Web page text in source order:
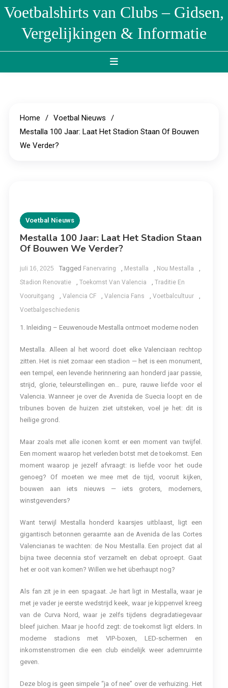
Skip
content
Voetbalshirts van Clubs – Gidsen,
Vergelijkingen & Informatie
Home
Voetbal Nieuws
Mestalla 100 Jaar: Laat Het Stadion Staan Of Bouwen
We Verder?
Voetbal Nieuws
Mestalla 100 Jaar: Laat Het Stadion Staan
Of Bouwen We Verder?
juli 16, 2025 Tagged Fanervaring , Mestalla , Nou Mestalla ,
Stadion Renovatie , Toekomst Van Valencia , Traditie En
Vooruitgang
, Valencia CF , Valencia Fans , Voetbalcultuur ,
Voetbalgeschiedenis
1. Inleiding – Eeuwenoude Mestalla ontmoet moderne noden
Mestalla. Alleen al het woord doet elke Valenciaan rechtop
zitten. Het is niet zomaar een stadion — het is een monument,
een tempel, een levende herinnering aan honderd jaar passie,
strijd, glorie, teleurstellingen en… pure, rauwe liefde voor el
Valencia. Wanneer je over de Avenida de Suecia loopt en de
tribunes boven de huizen ziet uitsteken, voel je het: dit is
heilige grond.
Maar zoals met alle iconen komt er een moment van twijfel.
Een moment waarop het verleden botst met de toekomst. Een
moment waarop je jezelf afvraagt: is liefde voor het oude
genoeg? Of moeten we mee met de tijd, vooruit kijken,
bouwen aan iets nieuws — iets groters, moderners,
winstgevenders?
Want terwijl Mestalla honderd kaarsjes uitblaast, ligt een
gigantisch betonnen geraamte aan de Avenida de las Cortes
Valencianas te wachten: de Nou Mestalla. Een project dat al
bijna twee decennia stof verzamelt en debat oproept. Gaat
het er ooit van komen? Willen we het überhaupt nog?
Als fan zit je in een spagaat. Je hart ligt in Mestalla, waar je
met je vader je eerste wedstrijd keek, waar je kippenvel kreeg
van de Curva Nord, waar je zelfs tijdens degradatiegevaar
bleef juichen. Maar je hoofd zegt: de toekomst ligt elders. In
moderne stadions met VIP-boxen, LED-schermen en
inkomstenstromen die een club eindelijk weer ademruimte
geven.
Deze blog is geen simpele “ja of nee” over de verhuizing. Het